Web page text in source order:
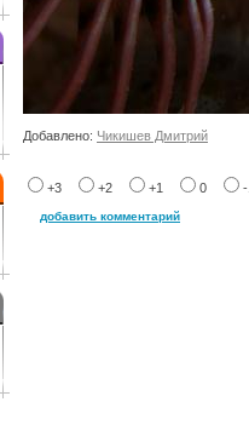
Добавлено: Чикишев Дмитрий
+3 +2 +1 0
добавить комментарий